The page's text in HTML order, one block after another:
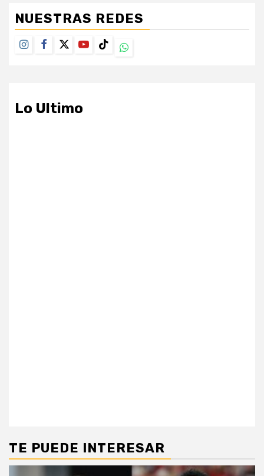
NUESTRAS REDES
Instagram
Facebook
TwitterYoutubeTikTokWhatsapp
Lo Ultimo
TE PUEDE INTERESAR